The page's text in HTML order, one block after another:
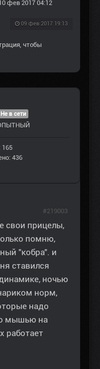
фев 2017 04:12
09 фев 2017 19:13
, чтобы
Не в сети
165
436
свои прицелы,
помню,
"кобра". и
ставился
ночью
норм,
надо
мышью на
работает
#219003